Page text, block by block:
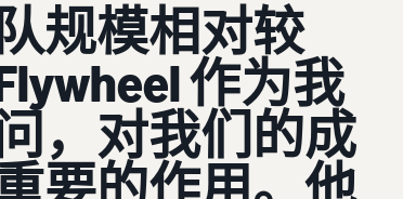
规模相对较
作为我
，对我们的成